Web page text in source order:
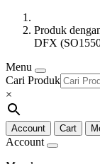
Produk
DFX
Menu
Cari Produk
×
Account Cart
Account